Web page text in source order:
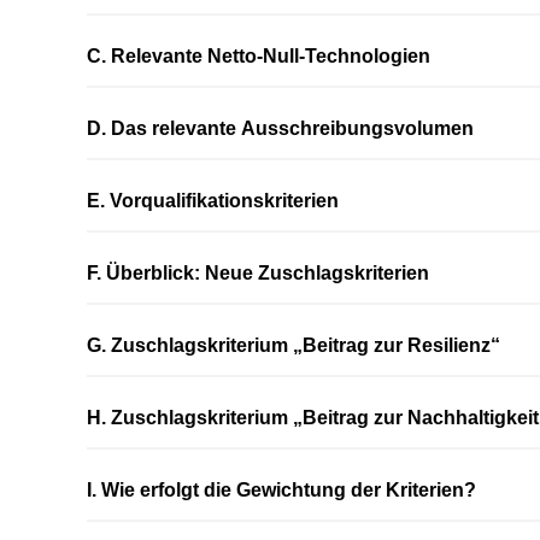
C. Relevante Netto-Null-Technologien
D. Das relevante Ausschreibungsvolumen
E. Vorqualifikationskriterien
F. Überblick: Neue Zuschlagskriterien
G. Zuschlagskriterium „Beitrag zur Resilienz“
H. Zuschlagskriterium „Beitrag zur
I. Wie erfolgt die Gewichtung der Kriterien?